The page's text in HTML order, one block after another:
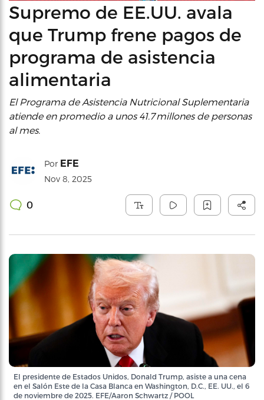
Supremo de EE.UU. avala
que Trump frene pagos de
programa de asistencia
alimentaria
El Programa de Asistencia Nutricional Suplementaria
atiende en promedio a unos 41.7 millones de personas
al mes.
Por EFE
Nov 8, 2025
0
El presidente de Estados Unidos, Donald Trump, asiste a una cena
en el Salón Este de la Casa Blanca en Washington, D.C., EE. UU., el 6
de noviembre de 2025. EFE/Aaron Schwartz / POOL